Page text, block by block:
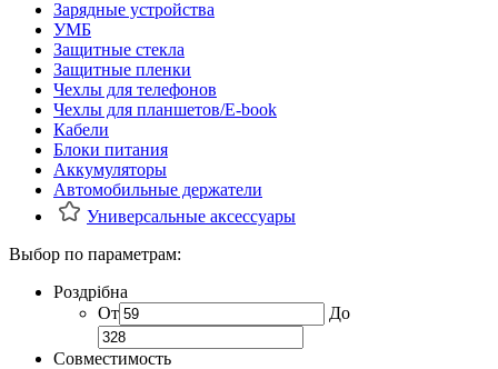
Зарядные устройства
УМБ
Защитные стекла
Защитные пленки
Чехлы для телефонов
Чехлы для планшетов/E-book
Кабели
Блоки питания
Аккумуляторы
Автомобильные держатели
Универсальные аксессуары
Выбор по параметрам:
Роздрібна
От
До
Совместимость